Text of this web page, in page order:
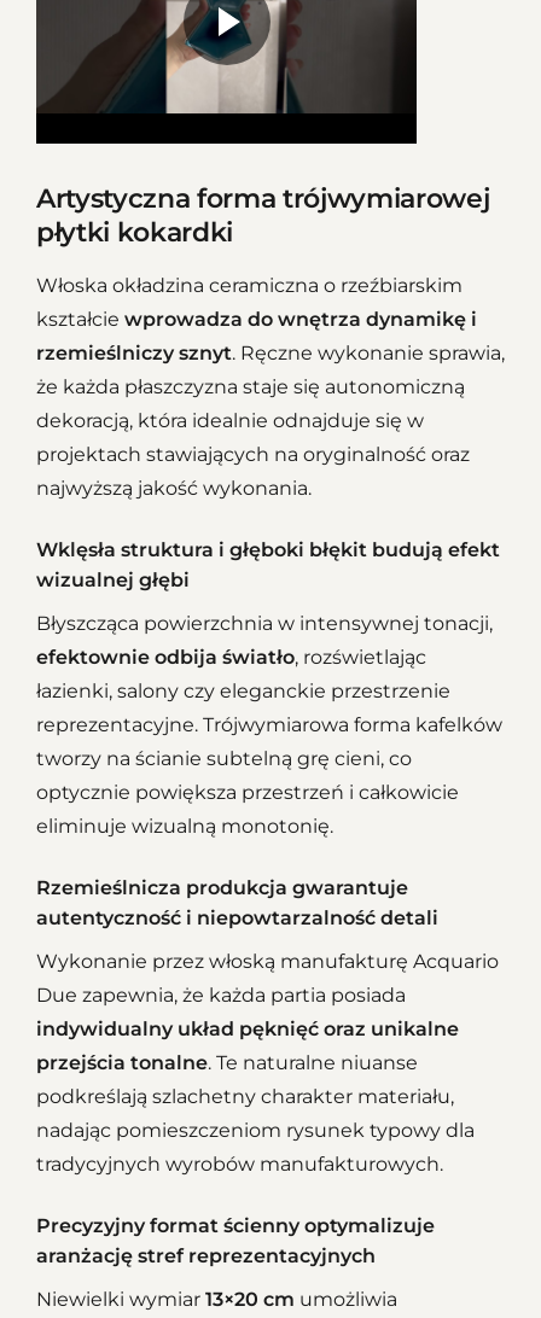
Artystyczna forma trójwymiarowej
płytki kokardki
Włoska okładzina ceramiczna o rzeźbiarskim
kształcie wprowadza do wnętrza dynamikę i
rzemieślniczy sznyt. Ręczne wykonanie sprawia,
że każda płaszczyzna staje się autonomiczną
dekoracją, która idealnie odnajduje się w
projektach stawiających na oryginalność oraz
najwyższą jakość wykonania.
Wklęsła struktura i głęboki błękit budują efekt
wizualnej głębi
Błyszcząca powierzchnia w intensywnej tonacji,
efektownie odbija światło, rozświetlając
łazienki, salony czy eleganckie przestrzenie
reprezentacyjne. Trójwymiarowa forma kafelków
tworzy na ścianie subtelną grę cieni, co
optycznie powiększa przestrzeń i całkowicie
eliminuje wizualną monotonię.
Rzemieślnicza produkcja gwarantuje
autentyczność i niepowtarzalność detali
Wykonanie przez włoską manufakturę Acquario
Due zapewnia, że każda partia posiada
indywidualny układ pęknięć oraz unikalne
przejścia tonalne. Te naturalne niuanse
podkreślają szlachetny charakter materiału,
nadając pomieszczeniom rysunek typowy dla
tradycyjnych wyrobów manufakturowych.
Precyzyjny format ścienny optymalizuje
aranżację stref reprezentacyjnych
Niewielki wymiar 13×20 cm umożliwia